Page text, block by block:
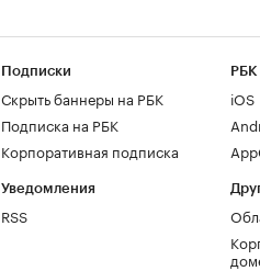
Подписки
Скрыть баннеры на РБК
Подписка на РБК
Корпоративная подписка
Уведомления
RSS
РБК
iOS